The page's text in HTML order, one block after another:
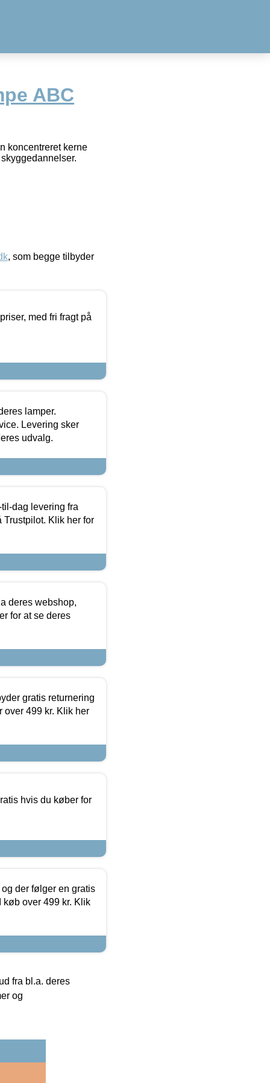
ABC
koncentreret kerne
, som begge tilbyder
med fri fragt på
lamper.
Levering sker
udvalg.
dag levering fra
Trustpilot. Klik her for
deres webshop,
for at se deres
gratis returnering
over 499 kr. Klik her
hvis du køber for
der følger en gratis
køb over 499 kr. Klik
fra bl.a. deres
og